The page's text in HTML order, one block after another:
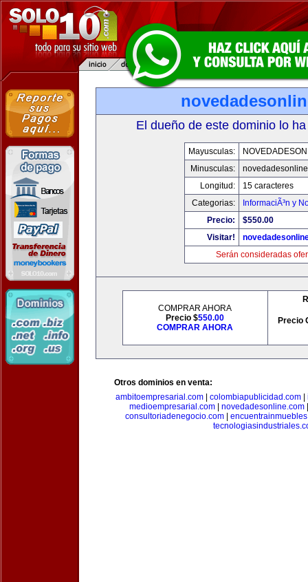
El dueño de este dominio lo
Mayusculas:
Minusculas:
Longitud:
15 caracteres
Categorias:
InformaciÃ³n y
Precio:
$550.00
Visitar!
Serán consideradas
COMPRAR AHORA
Precio $550.00
COMPRAR AHORA
Precio
Otros dominios en venta:
ambitoempresarial.com| colombiapublicidad.com|
medioempresarial.com| novedadesonline.com
consultoriadenegocio.com|